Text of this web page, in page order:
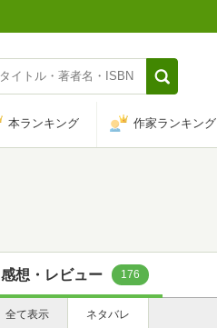
本ランキング 作家ランキング
感想・レビュー 176
全て表示 ネタバレ